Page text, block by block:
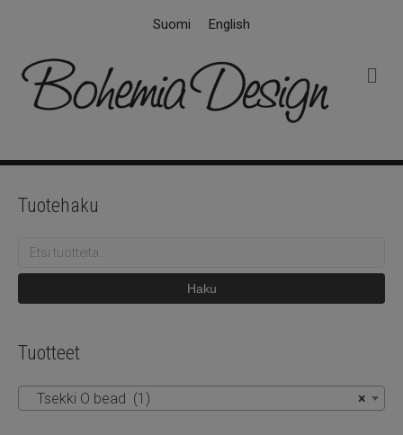
Suomi English
k
Tuotehaku
Etsi:
Haku
Tuotteet
×
Tsekki O bead (1)